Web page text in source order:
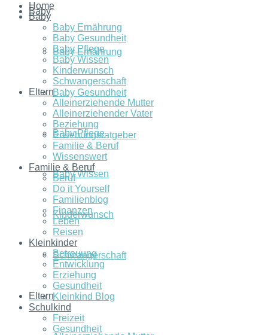
Baby
Baby Ernährung
Baby Gesundheit
Baby Pflege
Baby Wissen
Kinderwunsch
Schwangerschaft
Eltern
Home
Baby
Baby Ernährung
Baby Gesundheit
Baby Pflege
Baby Wissen
Kinderwunsch
Schwangerschaft
Eltern
Alleinerziehende Mutter
Alleinerziehender Vater
Beziehung
Erziehungsratgeber
Familie & Beruf
Wissenswert
Familie & Beruf
Beruf
Do it Yourself
Familienblog
Finanzen
Leben
Reisen
Kleinkinder
Betreuung
Entwicklung
Erziehung
Gesundheit
Kleinkind Blog
Schulkind
Freizeit
Gesundheit